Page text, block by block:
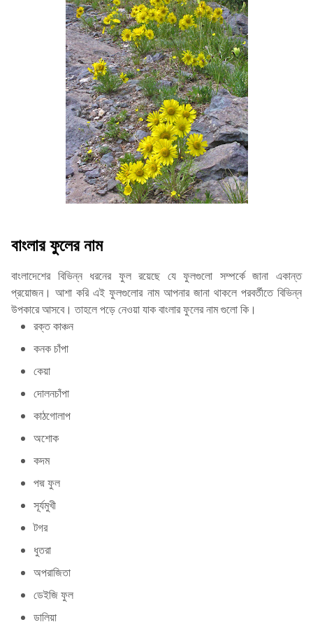
বাংলার ফুলের নাম
বাংলাদেশের বিভিন্ন ধরনের ফুল রয়েছে যে ফুলগুলো সম্পর্কে জানা একান্ত
প্রয়োজন। আশা করি এই ফুলগুলোর নাম আপনার জানা থাকলে পরবর্তীতে বিভিন্ন
উপকারে আসবে। তাহলে পড়ে নেওয়া যাক বাংলার ফুলের নাম গুলো কি।
রক্ত কাঞ্চন
কনক চাঁপা
কেয়া
দোলনচাঁপা
কাঠগোলাপ
অশোক
কদম
পদ্ম ফুল
সূর্যমুখী
টগর
ধুতরা
অপরাজিতা
ডেইজি ফুল
ডালিয়া